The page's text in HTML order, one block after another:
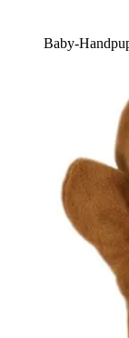
Baby-